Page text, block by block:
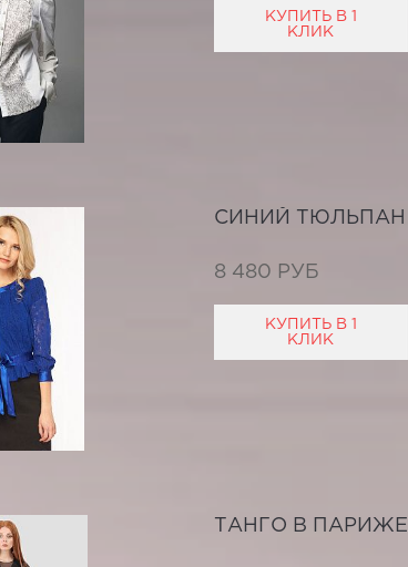
КУПИТЬ В 1
КЛИК
СИНИЙ ТЮЛЬПАН
8 480 РУБ
КУПИТЬ В 1
КЛИК
ТАНГО В ПАРИЖЕ